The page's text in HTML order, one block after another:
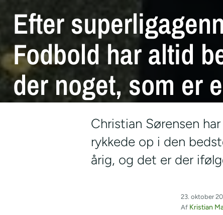
Efter
Fodbold har altid
der noget, som er
Christian Sørensen
rykkede op i den
årig, og det er der
23. oktober
Af Kristian